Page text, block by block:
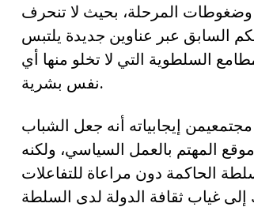
وضغوطات المرحلة، بحيث لا تنحرف
السابق عبر عناوين جديدة يلتبس
السلطوية التي لا تخلو منها أي
نفس بشرية.
إيجابياته أنه جعل الشباب
المهتم بالعمل السياسي، ولكنه
الحاكمة دون مراعاة للتفاعلات
إلى غياب ثقافة الدولة لدى السلطة